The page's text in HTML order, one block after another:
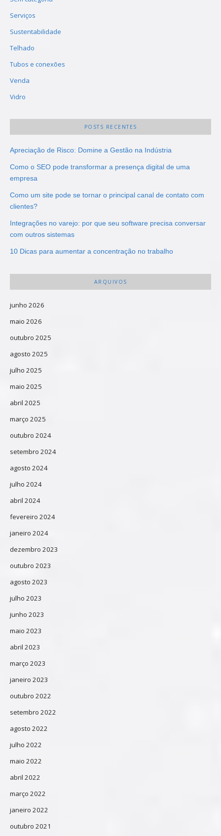
Serviços
Sustentabilidade
Telhado
Tubos e conexões
Venda
Vidro
POSTS RECENTES
Apreciação de Risco: Domine a Gestão na Indústria
Como o SEO pode transformar a presença digital de uma
empresa
Como um site pode se tornar o principal canal de contato com
clientes?
Integrações no varejo: por que seu software precisa conversar
com outros sistemas
10 Dicas para aumentar a concentração no trabalho
ARQUIVOS
junho 2026
maio 2026
outubro 2025
agosto 2025
julho 2025
maio 2025
abril 2025
março 2025
outubro 2024
setembro 2024
agosto 2024
julho 2024
abril 2024
fevereiro 2024
janeiro 2024
dezembro 2023
outubro 2023
agosto 2023
julho 2023
junho 2023
maio 2023
abril 2023
março 2023
janeiro 2023
outubro 2022
setembro 2022
agosto 2022
julho 2022
maio 2022
abril 2022
março 2022
janeiro 2022
outubro 2021